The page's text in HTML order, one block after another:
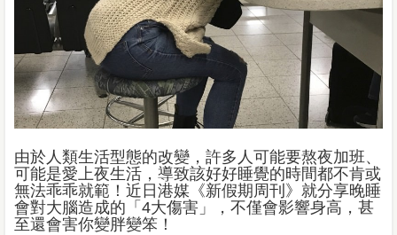
由於人類生活型態的改變，許多人可能要熬夜加班、
可能是愛上夜生活，導致該好好睡覺的時間都不肯或
無法乖乖就範！近日港媒《新假期周刊》就分享晚睡
會對大腦造成的「4大傷害」，不僅會影響身高，甚
至還會害你變胖變笨！